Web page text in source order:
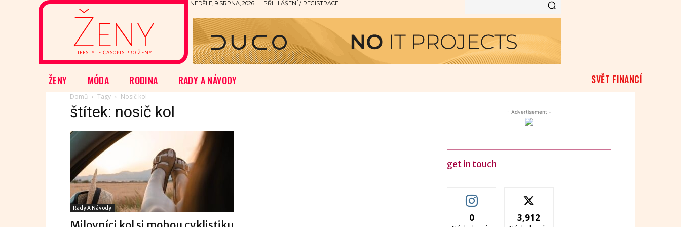
Ženy
LIFESTYLE ČASOPIS PRO ŽENY
NEDĚLE, 9 SRPNA, 2026 PŘIHLÁŠENÍ / REGISTRACE
ŽENY MÓDA RODINA RADY A NÁVODY SVĚT FINANCÍ
Domů Tagy Nosič kol
štítek: nosič kol
Rady A Návody
- Advertisement -
get in touch
0 3,912